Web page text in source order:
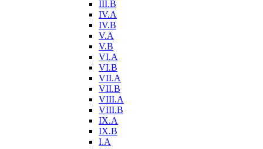
III.B
IV.A
IV.B
V.A
V.B
VI.A
VI.B
VII.A
VII.B
VIII.A
VIII.B
IX.A
IX.B
I.A